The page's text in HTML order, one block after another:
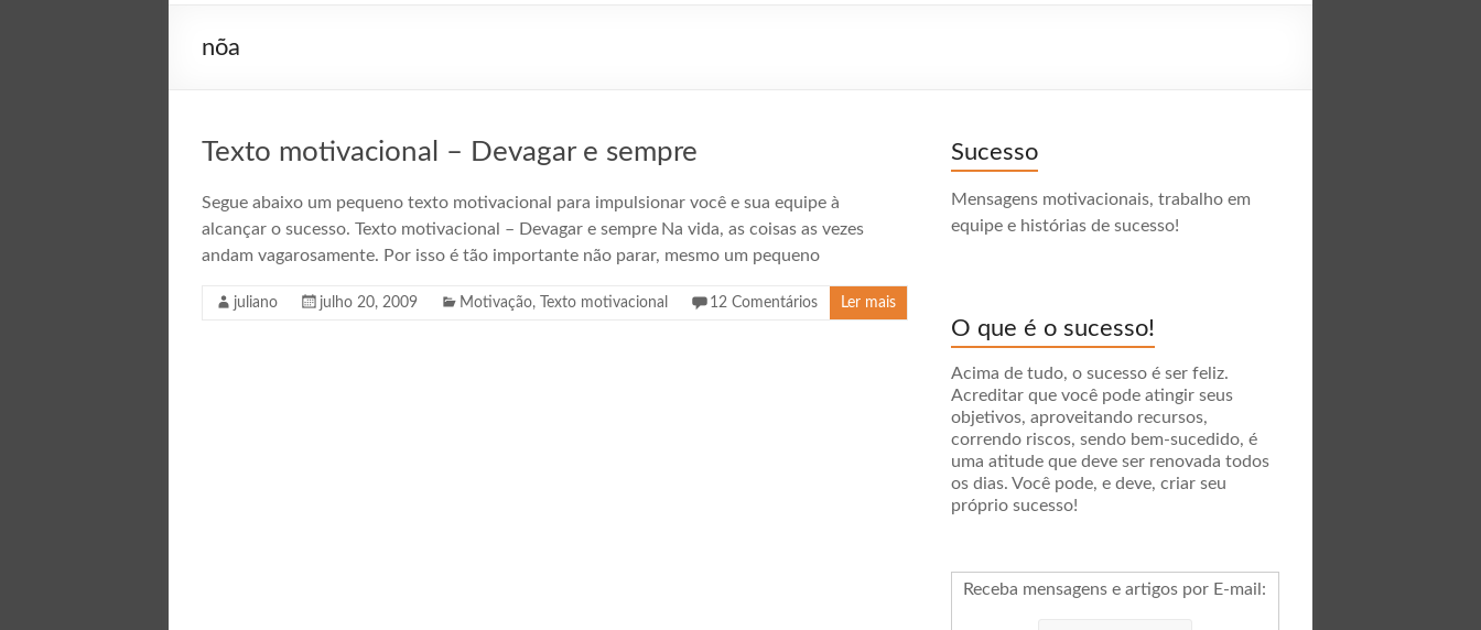
nõa
Texto motivacional – Devagar e sempre
Segue abaixo um pequeno texto motivacional para impulsionar você e sua equipe à
alcançar o sucesso. Texto motivacional – Devagar e sempre Na vida, as coisas as vezes
andam vagarosamente. Por isso é tão importante não parar, mesmo um pequeno
juliano julho 20, 2009 Motivação, Texto motivacional 12 Comentários Ler mais
Sucesso
Mensagens motivacionais, trabalho em
equipe e histórias de sucesso!
O que é o sucesso!
Acima de tudo, o sucesso é ser feliz.
Acreditar que você pode atingir seus
objetivos, aproveitando recursos,
correndo riscos, sendo bem-sucedido, é
uma atitude que deve ser renovada todos
os dias. Você pode, e deve, criar seu
próprio sucesso!
Receba mensagens e artigos por E-mail :